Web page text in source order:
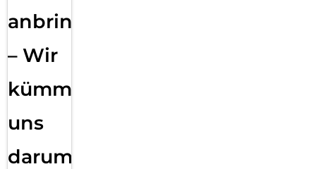
anbringen
– Wir
kümmern
uns
darum!